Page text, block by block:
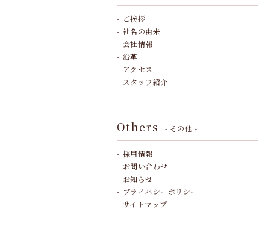
ご挨拶
社名の由来
会社情報
沿革
アクセス
スタッフ紹介
Others - その他 -
採用情報
お問い合わせ
お知らせ
プライバシーポリシー
サイトマップ